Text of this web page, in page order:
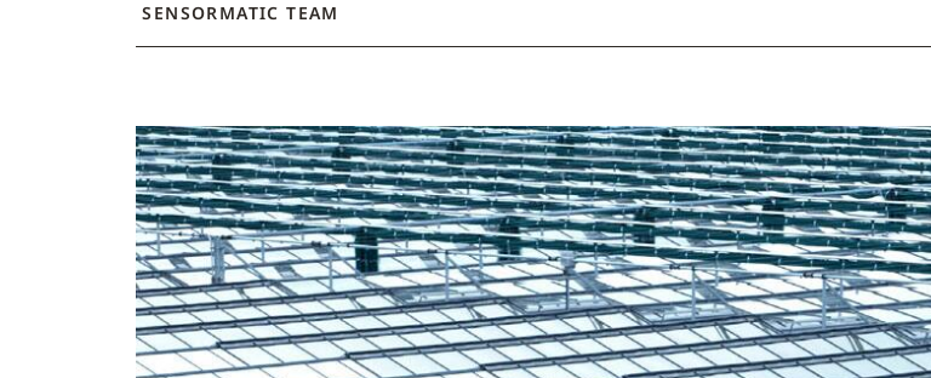
SENSORMATIC TEAM